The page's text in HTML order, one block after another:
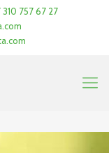
310 757 67 27